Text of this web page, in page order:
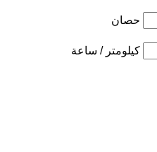
حصان
كيلومتر / ساعة